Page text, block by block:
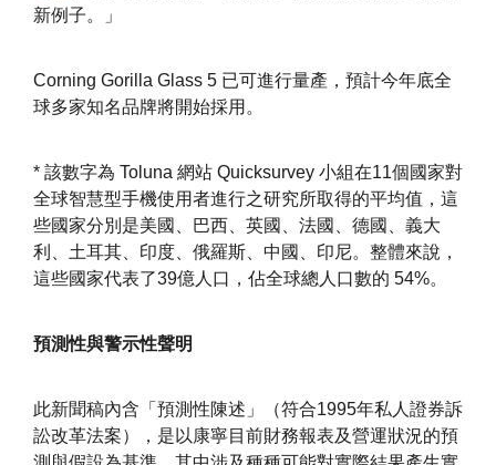
新例子。」
Corning Gorilla Glass 5 已可進行量產，預計今年底全
球多家知名品牌將開始採用。
* 該數字為 Toluna 網站 Quicksurvey 小組在11個國家對
全球智慧型手機使用者進行之研究所取得的平均值，這
些國家分別是美國、巴西、英國、法國、德國、義大
利、土耳其、印度、俄羅斯、中國、印尼。整體來說，
這些國家代表了39億人口，佔全球總人口數的 54%。
預測性與警示性聲明
此新聞稿內含「預測性陳述」（符合1995年私人證券訴
訟改革法案），是以康寧目前財務報表及營運狀況的預